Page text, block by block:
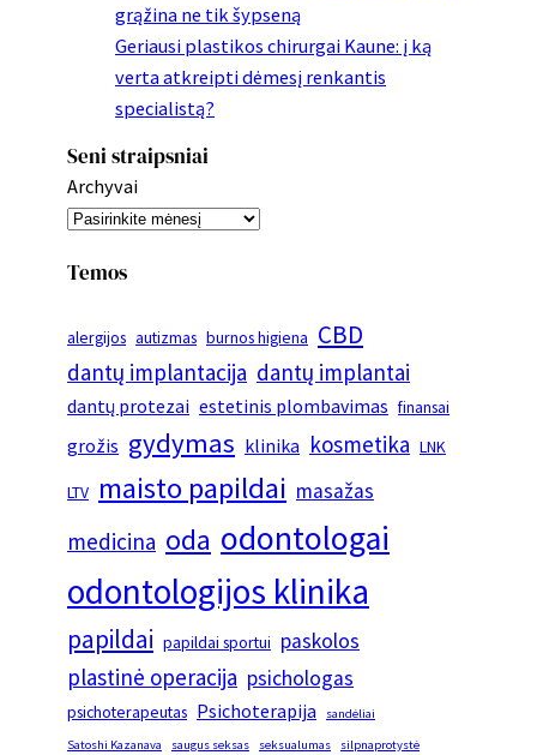
grąžina ne tik šypseną
Geriausi plastikos chirurgai Kaune: į ką
verta atkreipti dėmesį renkantis
specialistą?
Seni straipsniai
Archyvai
Temos
alergijos autizmas burnos higiena CBD
dantų implantacija dantų implantai
dantų protezai estetinis plombavimas finansai
grožis gydymas klinika kosmetika LNK
LTV maisto papildai masažas
medicina oda odontologai
odontologijos klinika
papildai papildai sportui paskolos
plastinė operacija psichologas
psichoterapeutas Psichoterapija
sandėliai
Satoshi Kazanava
saugus seksas seksualumas silpnaprotystė